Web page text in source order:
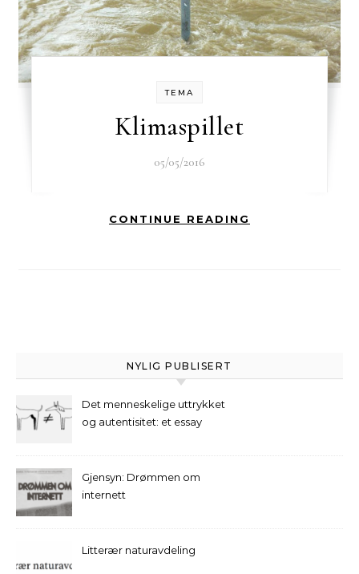
TEMA
Klimaspillet
05/05/2016
CONTINUE READING
NYLIG PUBLISERT
Det menneskelige uttrykket
og autentisitet: et essay
Gjensyn: Drømmen om
internett
Litterær naturavdeling